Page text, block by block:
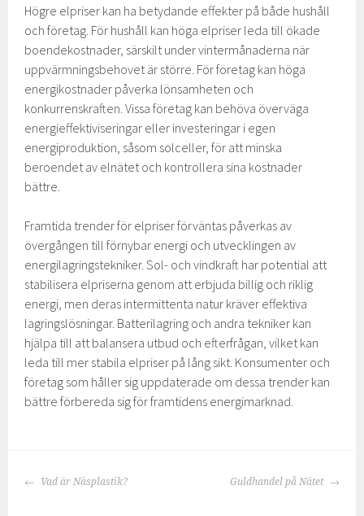
Högre elpriser kan ha betydande effekter på både hushåll
och företag. För hushåll kan höga elpriser leda till ökade
boendekostnader, särskilt under vintermånaderna när
uppvärmningsbehovet är större. För företag kan höga
energikostnader påverka lönsamheten och
konkurrenskraften. Vissa företag kan behöva överväga
energieffektiviseringar eller investeringar i egen
energiproduktion, såsom solceller, för att minska
beroendet av elnätet och kontrollera sina kostnader
bättre.
Framtida trender för elpriser förväntas påverkas av
övergången till förnybar energi och utvecklingen av
energilagringstekniker. Sol- och vindkraft har potential att
stabilisera elpriserna genom att erbjuda billig och riklig
energi, men deras intermittenta natur kräver effektiva
lagringslösningar. Batterilagring och andra tekniker kan
hjälpa till att balansera utbud och efterfrågan, vilket kan
leda till mer stabila elpriser på lång sikt. Konsumenter och
företag som håller sig uppdaterade om dessa trender kan
bättre förbereda sig för framtidens energimarknad.
INLÄGGSNAVIGERING
Vad är Näsplastik? Guldhandel på Nätet